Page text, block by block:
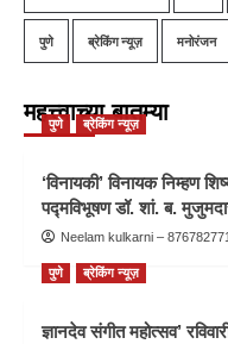
पुणे ब्रेकिंग न्यूज़ मनोरंजन
महत्त्वाच्या बातम्या
पुणे ब्रेकिंग न्यूज़
‘विनायकी’ विनायक निम्हण
पद्मविभूषण डॉ. शां. ब.
Neelam kulkarni –
पुणे ब्रेकिंग न्यूज़
ज्ञानदेव संगीत महोत्सव’